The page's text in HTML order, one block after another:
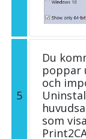
5
Du
poppar
och
som